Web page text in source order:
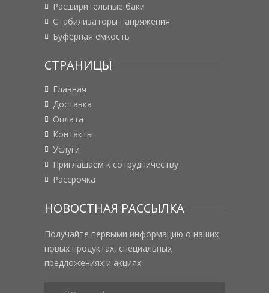
Расширительные баки
Стабилизаторы напряжения
Буферная емкость
СТРАНИЦЫ
Главная
Доставка
Оплата
Контакты
Услуги
Приглашаем к сотрудничеству
Рассрочка
НОВОСТНАЯ РАССЫЛКА
Получайте первыми информацию о наших
новых продуктах, специальных
предложениях и акциях.